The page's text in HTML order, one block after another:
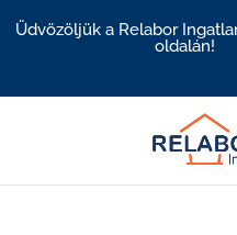
Üdvözöljük a Relabor
oldalán!